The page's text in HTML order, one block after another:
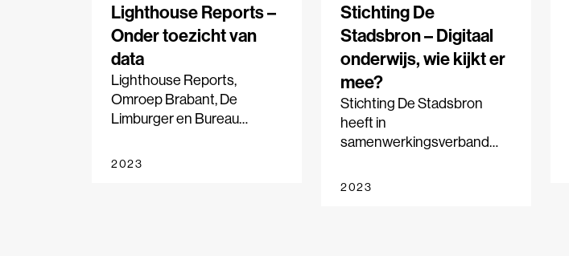
Lighthouse Reports –
Onder toezicht van
data
Lighthouse Reports,
Omroep Brabant, De
Limburger en Bureau
samenwerkingsverband
2023
Stichting De
Stadsbron – Digitaal
onderwijs, wie kijkt er
mee?
Stichting De Stadsbron
heeft in
samenwerkingsverband
Spit, Spotlight, Vers Beton,
2023